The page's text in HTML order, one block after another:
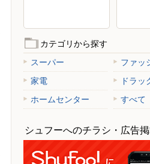
カテゴリから探す
スーパー
ファッ
家電
ドラッ
ホームセンター
すべて
シュフーへのチラシ・広告